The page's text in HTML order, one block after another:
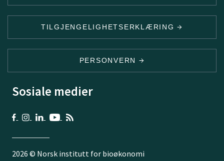
TILGJENGELIGHETSERKLÆRING
PERSONVERN
Sosiale medier
2026 © Norsk institutt for bioøkonomi